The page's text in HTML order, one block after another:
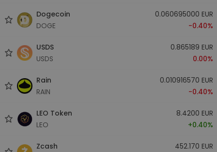
Dogecoin
DOGE
0.060695000 EUR
-0.40%
USDS
USDS
0.865189 EUR
0.00%
Rain
RAIN
0.010916570 EUR
-0.40%
LEO Token
LEO
8.4200 EUR
+0.40%
Zcash
452.170 EUR